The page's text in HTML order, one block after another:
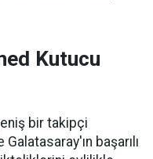
Kutucu
bir takipçi
başarılı